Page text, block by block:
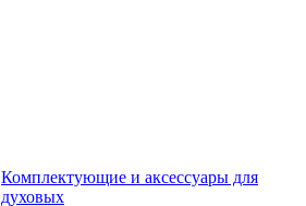
Комплектующие и аксессуары для
духовых